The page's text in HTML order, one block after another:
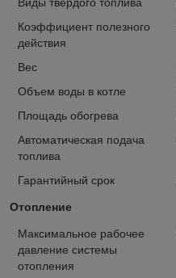
Коэффициент полезного
действия
Вес
Объем воды в котле
Площадь обогрева
Автоматическая подача
топлива
Гарантийный срок
Отопление
Максимальное рабочее
давление системы
отопления